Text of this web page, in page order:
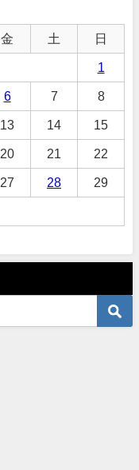
金 土 日
1
6 7 8
13 14 15
20 21 22
27 28 29